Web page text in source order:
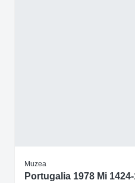
Muzea
Portugalia 1978 Mi